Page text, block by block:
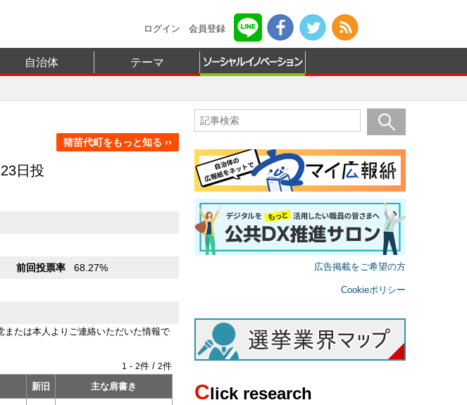
ログイン 会員登録
自治体 テーマ
猪苗代町をもっと知る ››
日投
前回投票率
68.27%
または本人よりご連絡いただいた情報で
1 - 2件 / 2件
新旧 主な肩書き
広告掲載をご希望の方
Cookieポリシー
Click research